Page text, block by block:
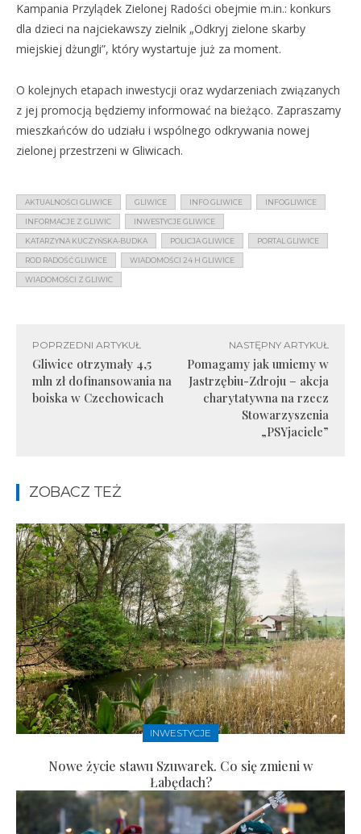
Kampania Przylądek Zielonej Radości obejmie m.in.: konkurs
dla dzieci na najciekawszy zielnik „Odkryj zielone skarby
miejskiej dżungli”, który wystartuje już za moment.
O kolejnych etapach inwestycji oraz wydarzeniach związanych
z jej promocją będziemy informować na bieżąco. Zapraszamy
mieszkańców do udziału i wspólnego odkrywania nowej
zielonej przestrzeni w Gliwicach.
AKTUALNOŚCI GLIWICE GLIWICE INFO GLIWICE INFOGLIWICE
INFORMACJE Z GLIWIC INWESTYCJE GLIWICE
KATARZYNA KUCZYŃSKA-BUDKA POLICJA GLIWICE PORTAL GLIWICE
ROD RADOŚĆ GLIWICE WIADOMOŚCI 24 H GLIWICE
WIADOMOŚCI Z GLIWIC
POPRZEDNI ARTYKUŁ
Gliwice otrzymały 4,5
mln zł dofinansowania na
boiska w Czechowicach
NASTĘPNY ARTYKUŁ
Pomagamy jak umiemy w
Jastrzębiu-Zdroju – akcja
charytatywna na rzecz
Stowarzyszenia
„PSYjaciele”
ZOBACZ TEŻ
INWESTYCJE
Nowe życie stawu Szuwarek. Co się zmieni w
Łabędach?